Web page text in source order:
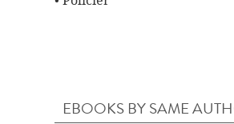
EBOOKS BY SAME